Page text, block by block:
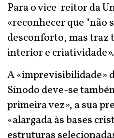
Para o vice-reitor da
«reconhecer que "não
desconforto, mas traz
interior e criatividade».
A «imprevisibilidade»
Sínodo deve-se
primeira vez», a sua
«alargada às bases